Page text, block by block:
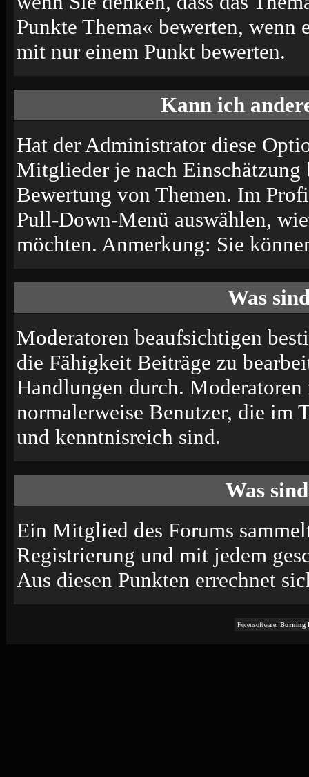
Punkte Thema« bewerten, wenn
mit nur einem Punkt bewerten.
Kann ich
Hat der Administrator diese
Mitglieder je nach Einschätzung
Bewertung von Themen. Im
Pull-Down-Menü auswählen,
möchten. Anmerkung: Sie
Was
Moderatoren beaufsichtigen
die Fähigkeit Beiträge zu
Handlungen durch.
normalerweise Benutzer, die im
und kenntnisreich sind.
Was
Ein Mitglied des Forums
Registrierung und mit jedem
Aus diesen Punkten errechnet
Forensoftware: Burning